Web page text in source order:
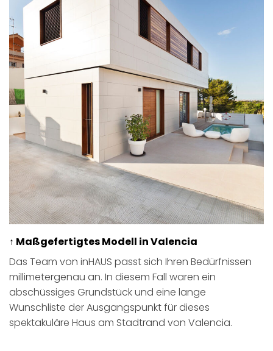
↑ Maßgefertigtes Modell in Valencia
Das Team von inHAUS passt sich Ihren Bedürfnissen
millimetergenau an. In diesem Fall waren ein
abschüssiges Grundstück und eine lange
Wunschliste der Ausgangspunkt für dieses
spektakuläre Haus am Stadtrand von Valencia.